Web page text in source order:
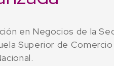
en Negocios de la
Superior de